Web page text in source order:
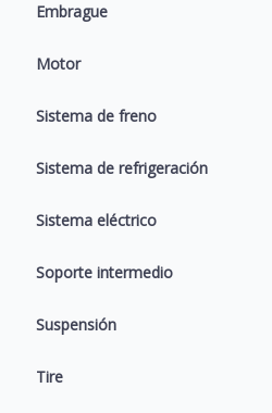
Embrague
Motor
Sistema de freno
Sistema de refrigeración
Sistema eléctrico
Soporte intermedio
Suspensión
Tire